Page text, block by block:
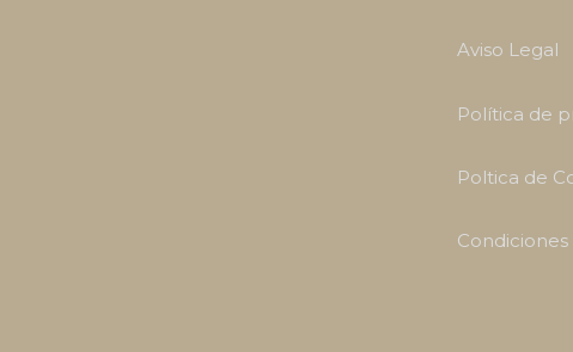
Aviso Legal
Política de
Poltica de